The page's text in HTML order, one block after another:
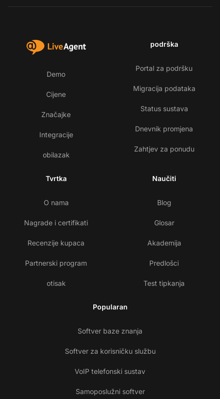
Demo
Cijene
Značajke
Integracije
obilazak
podrška
Portal za podršku
Migracija podataka
Status sustava
Dnevnik promjena
Zahtjev za ponudu
Tvrtka
O nama
Nagrade i certifikati
Recenzije kupaca
Partnerski program
otisak
Naučiti
Blog
Glosar
Akademija
Predlošci
Test tipkanja
Popularan
Softver baze znanja
Softver za korisničku službu
VoIP telefonski sustav
Samoposlužni softver